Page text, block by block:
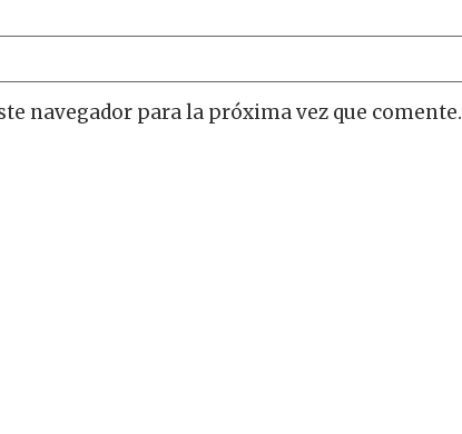
navegador para la próxima vez que comente.